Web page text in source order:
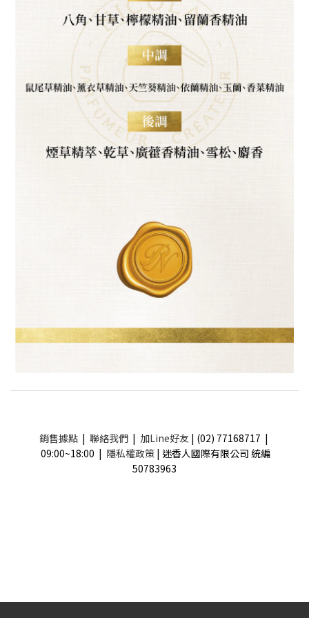
銷售據點| 聯絡我們| 加Line好友 | (02) 77168717 |
09:00~18:00 | 隱私權政策 | 迷香人國際有限公司 統編
50783963